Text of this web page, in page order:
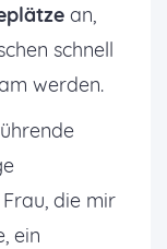
an,
schnell
werden.
die mir
ein